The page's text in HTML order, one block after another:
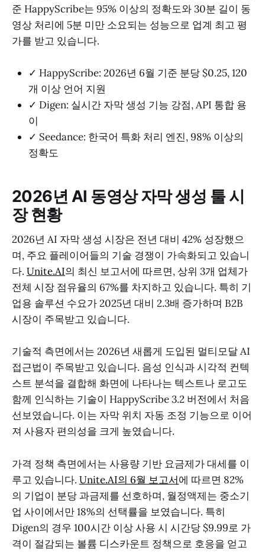
준 HappyScribe는 95% 이상의 정확도와 30분 길이 동
영상 처리에 5분 미만 소요되는 성능으로 업계 최고 평
가를 받고 있습니다.
✓ HappyScribe: 2026년 6월 기준 분당 $0.25, 120
개 이상 언어 지원
✓ Digen: 실시간 자막 생성 기능 강점, API 통합 용
이
✓ Seedance: 한국어 특화 처리 엔진, 98% 이상의
정확도
2026년 AI 동영상 자막 생성 툴 시
장 현황
2026년 AI 자막 생성 시장은 전년 대비 42% 성장했으
며, 주요 플레이어들의 기술 경쟁이 가속화되고 있습니
다. Unite.AI의 최신 보고서에 따르면, 상위 3개 업체가
전체 시장 점유율의 67%를 차지하고 있습니다. 특히 기
업용 솔루션 수요가 2025년 대비 2.3배 증가하며 B2B
시장이 주목받고 있습니다.
기술적 측면에서는 2026년 새롭게 도입된 멀티모달 AI
접근법이 주목받고 있습니다. 음성 인식과 시각적 컨텍
스트 분석을 결합해 화면에 나타나는 텍스트나 로고도
함께 인식하는 기술이 HappyScribe 3.2 버전에서 처음
선보였습니다. 이는 자막 위치 자동 조정 기능으로 이어
져 사용자 편의성을 크게 높였습니다.
가격 정책 측면에서는 사용량 기반 요금제가 대세를 이
루고 있습니다. Unite.AI의 6월 보고서에 따르면 82%
의 기업이 분당 과금제를 선호하며, 월정액제는 중소기
업 사이에서만 18%의 선택률을 보였습니다. 특히
Digen의 경우 100시간 이상 사용 시 시간당 $9.99로 가
격이 절감되는 볼륨 디스카운트 정책으로 호응을 얻고